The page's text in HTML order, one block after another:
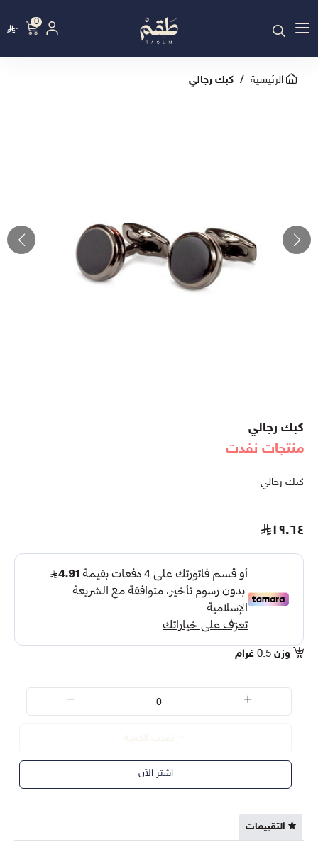
0 ٠
الرئيسية كبك رجالي
كبك رجالي
منتجات نفدت
كبك رجالي
١٩.٦٤
وزن 0.5 غرام
اشتر الآن
التقييمات